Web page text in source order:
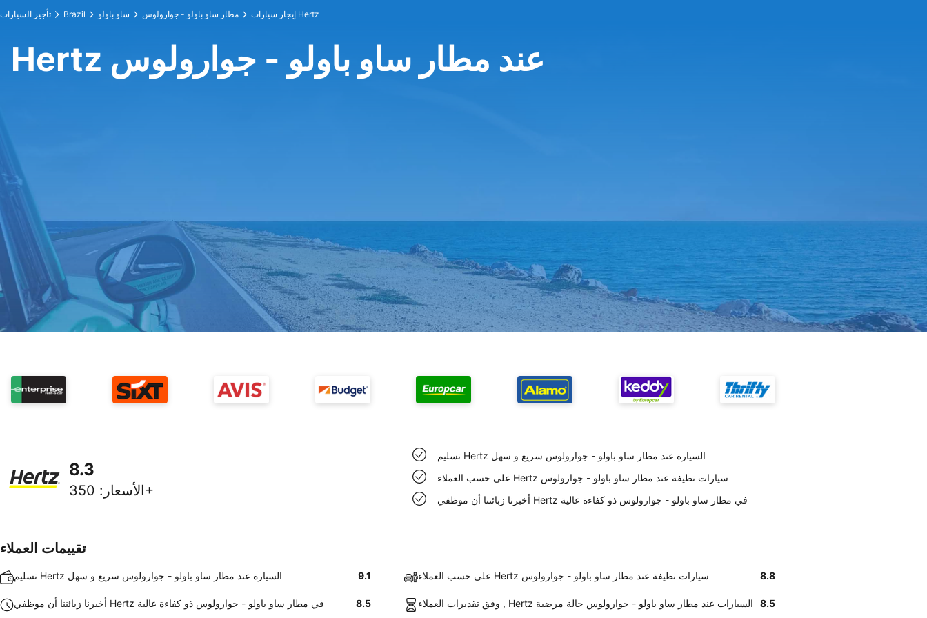
تأجير السيارات Brazil ساو باولو مطار ساو باولو - جوارولوس إيجار سيارات Hertz
Hertz عند مطار ساو باولو - جوارولوس
8.3
الأسعار : 350+
تسليم Hertz السيارة عند مطار ساو باولو - جوارولوس سريع و سهل
على حسب العملاء Hertz سيارات نظيفة عند مطار ساو باولو - جوارولوس
أخبرنا زبائننا أن موظفي Hertz في مطار ساو باولو - جوارولوس ذو كفاءة عالية
تقييمات العملاء
تسليم Hertz السيارة عند مطار ساو باولو - جوارولوس سريع و سهل 9.1 على حسب العملاء Hertz سيارات نظيفة عند مطار ساو باولو - جوارولوس 8.8
أخبرنا زبائننا أن موظفي Hertz في مطار ساو باولو - جوارولوس ذو كفاءة عالية 8.5 وفق تقديرات العملاء , Hertz السيارات عند مطار ساو باولو - جوارولوس حالة مرضية 8.5